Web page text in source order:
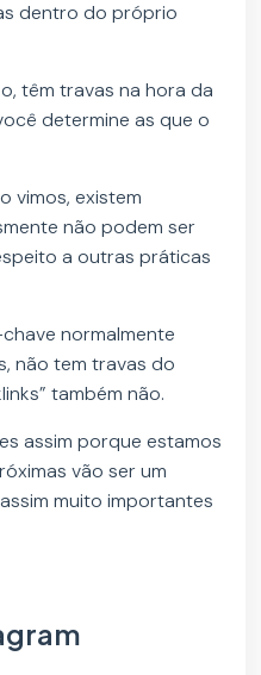
dentro do próprio
têm travas na hora da
determine as que o
vimos, existem
não podem ser
a outras práticas
normalmente
não tem travas do
também não.
assim porque estamos
vão ser um
muito importantes